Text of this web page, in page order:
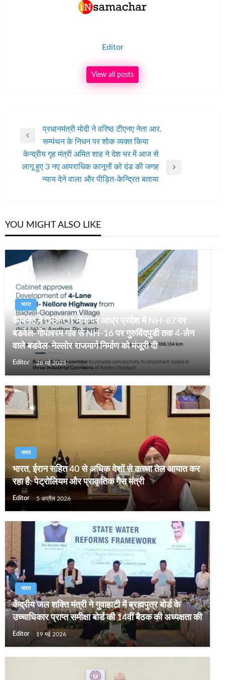
Editor
View all posts
नेविगेशन
Previous
Post
प्रधानमंत्री मोदी ने वरिष्ठ टीएनए नेता आर.
सम्पंथन के निधन पर शोक व्यक्त किया
Next
केन्द्रीय गृह मंत्री अमित शाह ने देश भर में आज से
लागू हुए 3 नए आपराधिक कानूनों को दंड की जगह
न्याय देने वाला और पीड़ित-केन्द्रित बताया
YOU MIGHT ALSO LIKE
भारत
कैबिनेट ने DBFOT मोड पर आंध्र प्रदेश में NH-67 पर
बडवेल-गोपावरम गांव से NH-16 पर गुरुविंदपुडी तक 4-लेन
वाले बडवेल-नेल्लोर राजमार्ग निर्माण को मंजूरी दी
Editor 28 मई 2025
भारत
भारत, ईरान सहित 40 से अधिक देशों से कच्चा तेल आयात कर
रहा है: पेट्रोलियम और प्राकृतिक गैस मंत्री
Editor 5 अप्रैल 2026
भारत
केंद्रीय जल शक्ति मंत्री ने गुवाहाटी में ब्रह्मपुत्र बोर्ड के
उच्चाधिकार प्राप्त समीक्षा बोर्ड की 14वीं बैठक की अध्यक्षता की
Editor 19 मई 2026